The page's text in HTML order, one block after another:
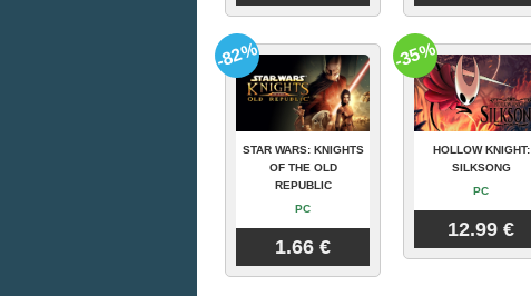
STAR WARS: KNIGHTS
OF THE OLD
REPUBLIC
PC
1.66 €
-82%
HOLLOW KNIGHT:
SILKSONG
PC
12.99 €
-35%